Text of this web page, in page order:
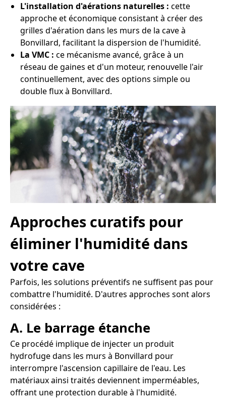
L'installation d'aérations naturelles : cette
approche et économique consistant à créer des
grilles d'aération dans les murs de la cave à
Bonvillard, facilitant la dispersion de l'humidité.
La VMC : ce mécanisme avancé, grâce à un
réseau de gaines et d'un moteur, renouvelle l'air
continuellement, avec des options simple ou
double flux à Bonvillard.
Approches curatifs pour
éliminer l'humidité dans
votre cave
Parfois, les solutions préventifs ne suffisent pas pour
combattre l'humidité. D'autres approches sont alors
considérées :
A. Le barrage étanche
Ce procédé implique de injecter un produit
hydrofuge dans les murs à Bonvillard pour
interrompre l'ascension capillaire de l'eau. Les
matériaux ainsi traités deviennent imperméables,
offrant une protection durable à l'humidité.